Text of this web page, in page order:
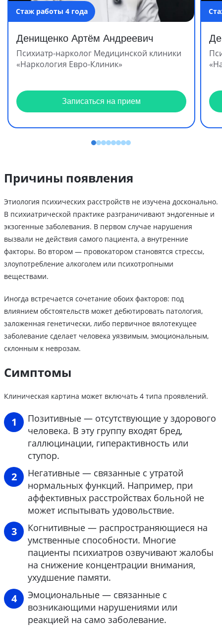
Стаж работы 4 года
Денищенко Артём Андреевич
Психиатр-нарколог Медицинской клиники
«Наркология Евро-Клиник»
Записаться на прием
Причины появления
Этиология психических расстройств не изучена досконально.
В психиатрической практике разграничивают эндогенные и
экзогенные заболевания. В первом случае нарушения
вызвали не действия самого пациента, а внутренние
факторы. Во втором — провокатором становятся стрессы,
злоупотребление алкоголем или психотропными
веществами.
Иногда встречается сочетание обоих факторов: под
влиянием обстоятельств может дебютировать патология,
заложенная генетически, либо первичное вялотекущее
заболевание сделает человека уязвимым, эмоциональным,
склонным к неврозам.
Симптомы
Клиническая картина может включать 4 типа проявлений.
Позитивные — отсутствующие у здорового
человека. В эту группу входят бред,
галлюцинации, гиперактивность или
ступор.
Негативные — связанные с утратой
нормальных функций. Например, при
аффективных расстройствах больной не
может испытывать удовольствие.
Когнитивные — распространяющиеся на
умственные способности. Многие
пациенты психиатров озвучивают жалобы
на снижение концентрации внимания,
ухудшение памяти.
Эмоциональные — связанные с
возникающими нарушениями или
реакцией на само заболевание.